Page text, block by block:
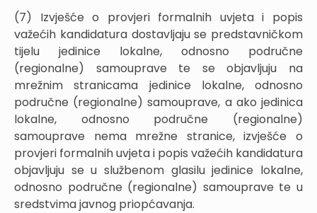
(7) Izvješće o provjeri formalnih uvjeta i popis
važećih kandidatura dostavljaju se predstavničkom
tijelu jedinice lokalne, odnosno područne
(regionalne) samouprave te se objavljuju na
mrežnim stranicama jedinice lokalne, odnosno
područne (regionalne) samouprave, a ako jedinica
lokalne, odnosno područne (regionalne)
samouprave nema mrežne stranice, izvješće o
provjeri formalnih uvjeta i popis važećih kandidatura
objavljuju se u službenom glasilu jedinice lokalne,
odnosno područne (regionalne) samouprave te u
sredstvima javnog priopćavanja.